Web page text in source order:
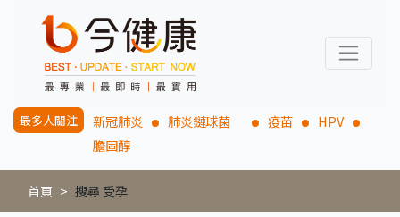
最多人關注 新冠肺炎 肺炎鏈球菌 疫苗
HPV
膽固醇
首頁 搜尋 受孕